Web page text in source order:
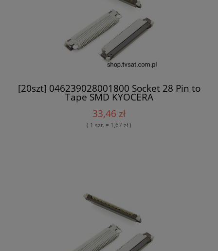
[20szt] 046239028001800 Socket 28 Pin to
Tape SMD KYOCERA
33,46 zł
( 1 szt. = 1,67 zł )